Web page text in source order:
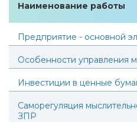
Наименование работы
Предприятие - основной
Особенности управления
Инвестиции в ценные
Саморегуляция
ЗПР